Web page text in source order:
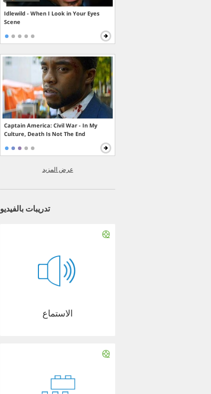
Idlewild - When I Look in Your Eyes
Scene
Captain America: Civil War - In My
Culture, Death Is Not The End
عرض المزيد
تدريبات بالفيديو
الاستماع